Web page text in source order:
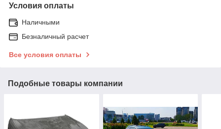
Условия оплаты
Наличными
Безналичный расчет
Все условия оплаты
Подобные товары компании